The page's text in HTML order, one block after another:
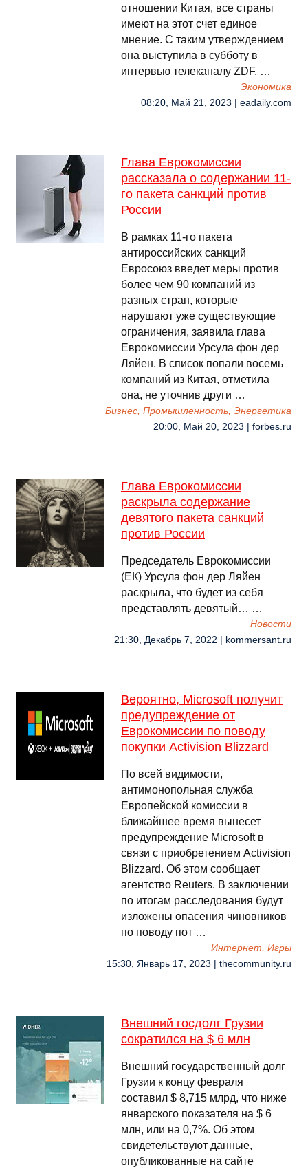
отношении Китая, все страны
имеют на этот счет единое
мнение. С таким утверждением
она выступила в субботу в
интервью телеканалу ZDF. …
Экономика
08:20, Май 21, 2023 | eadaily.com
Глава Еврокомиссии
рассказала о содержании 11-
го пакета санкций против
России
В рамках 11-го пакета
антироссийских санкций
Евросоюз введет меры против
более чем 90 компаний из
разных стран, которые
нарушают уже существующие
ограничения, заявила глава
Еврокомиссии Урсула фон дер
Ляйен. В список попали восемь
компаний из Китая, отметила
она, не уточнив други …
Бизнес, Промышленность, Энергетика
20:00, Май 20, 2023 | forbes.ru
Глава Еврокомиссии
раскрыла содержание
девятого пакета санкций
против России
Председатель Еврокомиссии
(ЕК) Урсула фон дер Ляйен
раскрыла, что будет из себя
представлять девятый… …
Новости
21:30, Декабрь 7, 2022 | kommersant.ru
Вероятно, Microsoft получит
предупреждение от
Еврокомиссии по поводу
покупки Activision Blizzard
По всей видимости,
антимонопольная служба
Европейской комиссии в
ближайшее время вынесет
предупреждение Microsoft в
связи с приобретением Activision
Blizzard. Об этом сообщает
агентство Reuters. В заключении
по итогам расследования будут
изложены опасения чиновников
по поводу пот …
Интернет, Игры
15:30, Январь 17, 2023 | thecommunity.ru
Внешний госдолг Грузии
сократился на $ 6 млн
Внешний государственный долг
Грузии к концу февраля
составил $ 8,715 млрд, что ниже
январского показателя на $ 6
млн, или на 0,7%. Об этом
свидетельствуют данные,
опубликованные на сайте